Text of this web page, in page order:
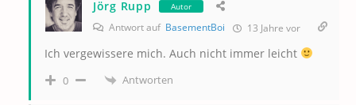
Jörg Rupp Autor
Antwort auf BasementBoi 13 Jahre vor
Ich vergewissere mich. Auch nicht immer leicht
0 Antworten